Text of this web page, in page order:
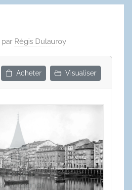
par Régis Dulauroy
Acheter Visualiser